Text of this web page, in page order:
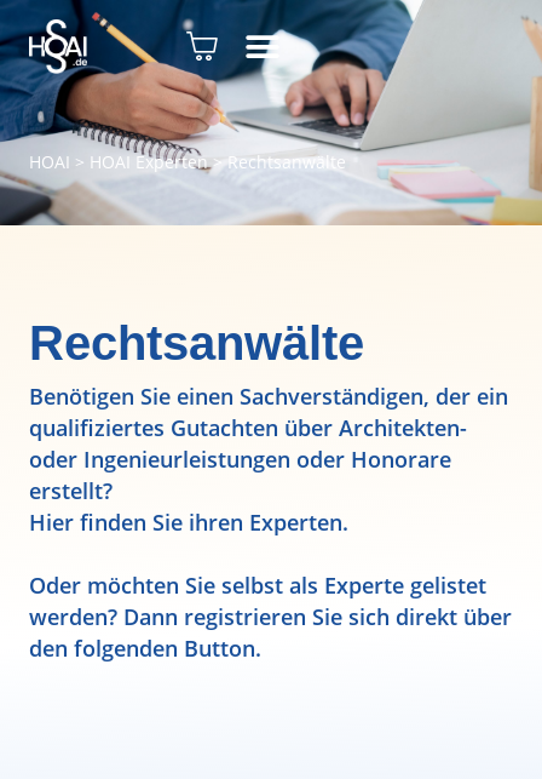
HOAI > HOAI Experten>Rechtsanwälte
Rechtsanwälte
Benötigen Sie einen Sachverständigen, der ein
qualifiziertes Gutachten über Architekten-
oder Ingenieurleistungen oder Honorare
erstellt?
Hier finden Sie ihren Experten.
Oder möchten Sie selbst als Experte gelistet
werden? Dann registrieren Sie sich direkt über
den folgenden Button.